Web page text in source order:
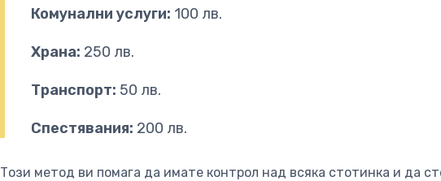
Комунални услуги: 100 лв.
Храна: 250 лв.
Транспорт: 50 лв.
Спестявания: 200 лв.
Този метод ви помага да имате контрол над всяка стотинка и да